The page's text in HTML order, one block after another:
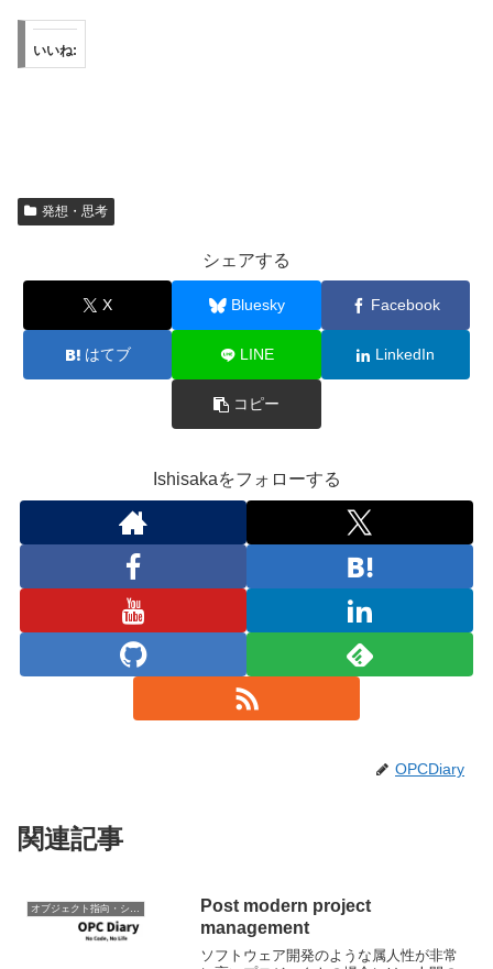
いいね:
発想・思考
シェアする
X Bluesky Facebook
はてブ LINE LinkedIn
コピー
Ishisakaをフォローする
OPCDiary
関連記事
オブジェクト指向・システム開発
Post modern project
management
ソフトウェア開発のような属人性が非常